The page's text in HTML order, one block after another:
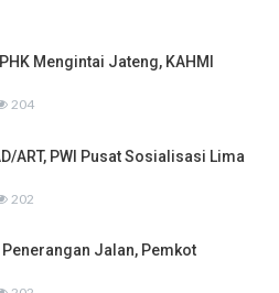
Mengintai Jateng, KAHMI
204
ART, PWI Pusat Sosialisasi Lima
202
Jalan, Pemkot